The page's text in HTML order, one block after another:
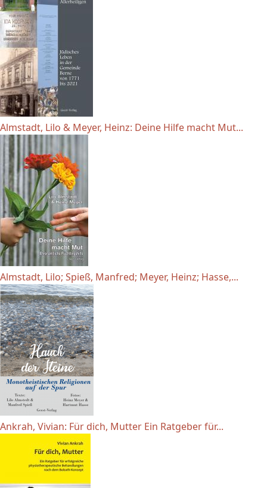
Almstadt, Lilo & Meyer, Heinz: Deine Hilfe macht Mut...
Almstadt, Lilo; Spieß, Manfred; Meyer, Heinz; Hasse,...
Ankrah, Vivian: Für dich, Mutter Ein Ratgeber für...